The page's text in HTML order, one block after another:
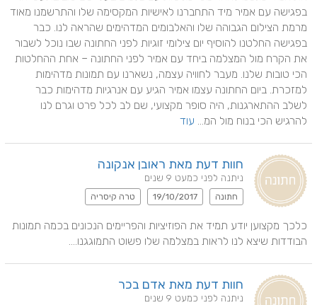
להרגיש הכי בנוח מול המ... עוד
חוות דעת מאת ראובן אנקונה
ניתנה לפני כמעט 9 שנים
חתונה 19/10/2017 טרה קיסריה
הבודדות שיצא לנו לראות במצלמה שלו פשוט התמוגגנו....
חוות דעת מאת אדם בכר
ניתנה לפני כמעט 9 שנים